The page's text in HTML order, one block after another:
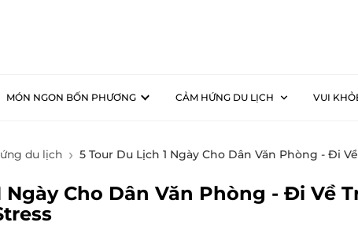
MÓN NGON BỐN PHƯƠNG CẢM HỨNG DU LỊCH VUI
du lịch 5 Tour Du Lịch 1 Ngày Cho Dân Văn Phòng - Đi Về
Ngày Cho Dân Văn Phòng - Đi Về